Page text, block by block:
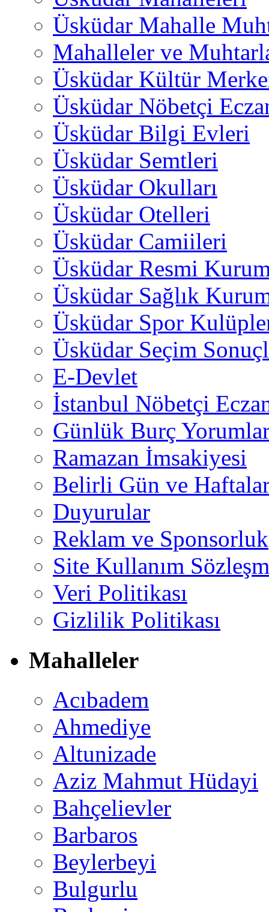
Üsküdar Mahalle
Mahalleler ve
Üsküdar Kültür
Üsküdar Nöbetçi
Üsküdar Bilgi Evleri
Üsküdar Semtleri
Üsküdar Okulları
Üsküdar Otelleri
Üsküdar Camiileri
Üsküdar Resmi
Üsküdar Sağlık
Üsküdar Spor
Üsküdar Seçim
E-Devlet
İstanbul Nöbetçi
Günlük Burç
Ramazan İmsakiyesi
Belirli Gün ve
Duyurular
Reklam ve Sponsorluk
Site Kullanım
Veri Politikası
Gizlilik Politikası
Mahalleler
Acıbadem
Ahmediye
Altunizade
Aziz Mahmut Hüdayi
Bahçelievler
Barbaros
Beylerbeyi
Bulgurlu